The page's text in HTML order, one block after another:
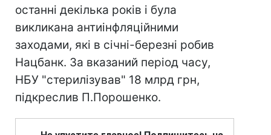
останні декілька років і була
викликана антиінфляційними
заходами, які в січні-березні робив
Нацбанк. За вказаний період часу,
НБУ "стерилізував" 18 млрд грн,
підкреслив П.Порошенко.